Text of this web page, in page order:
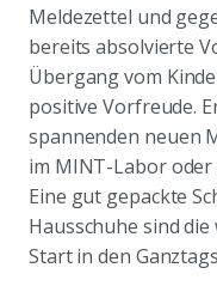
Meldezettel und
bereits absolvierte
Übergang vom
positive Vorfreude.
spannenden neuen
im MINT-Labor oder
Eine gut gepackte
Hausschuhe sind
Start in den